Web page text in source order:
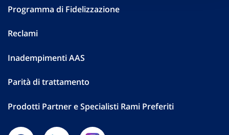
Programma di Fidelizzazione
Reclami
Inadempimenti AAS
Parità di trattamento
Prodotti Partner e Specialisti Rami Preferiti